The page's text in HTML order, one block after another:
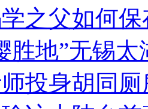
之父如何
胜地”无锡
投身胡同